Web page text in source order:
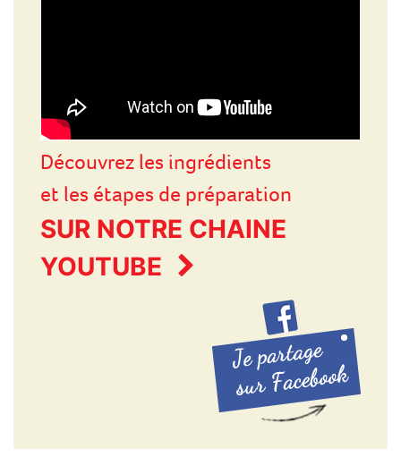
Découvrez les ingrédients
et les étapes de préparation
SUR NOTRE CHAINE
YOUTUBE